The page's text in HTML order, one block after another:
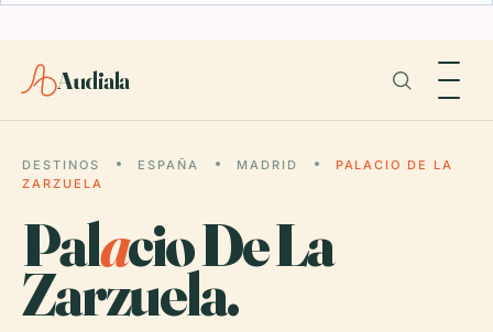
Audiala
DESTINOS ESPAÑA MADRID
PALACIO DE LA
ZARZUELA
Palacio De La
Zarzuela.